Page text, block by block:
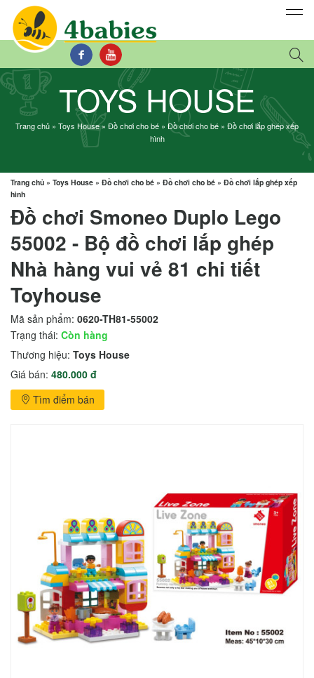
TOYS HOUSE
Trang chủ » Toys House» Đồ chơi cho bé » Đồ chơi cho bé » Đồ chơi lắp ghép xếp
hình
Trang chủ » Toys House » Đồ chơi cho bé » Đồ chơi cho bé » Đồ chơi lắp ghép xếp
hình
Đồ chơi Smoneo Duplo Lego
55002 - Bộ đồ chơi lắp ghép
Nhà hàng vui vẻ 81 chi tiết
Toyhouse
Mã sản phẩm: 0620-TH81-55002
Trạng thái: Còn hàng
Thương hiệu: Toys House
Giá bán: 480.000 đ
Tìm điểm bán